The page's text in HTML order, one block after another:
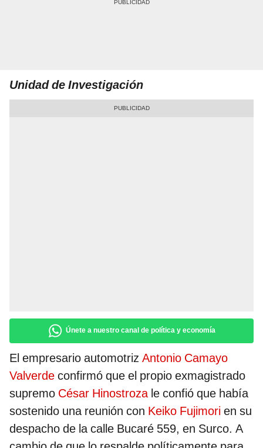
Unidad de Investigación
Únete a nuestro canal de política y economía
El empresario automotriz Antonio Camayo
Valverde confirmó que el propio exmagistrado
supremo César Hinostrozale confió que había
sostenido una reunión con Keiko Fujimori en su
despacho de la calle Bucaré 559, en Surco. A